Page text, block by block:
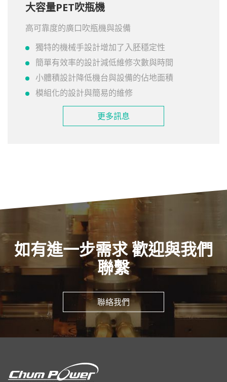
大容量PET吹瓶機
高可靠度的廣口吹瓶機與設備
獨特的機械手設計增加了入胚穩定性
簡單有效率的設計減低維修次數與時間
小體積設計降低機台與設備的佔地面積
模組化的設計與簡易的維修
更多訊息
如有進一步需求 歡迎與我們
聯繫
聯絡我們